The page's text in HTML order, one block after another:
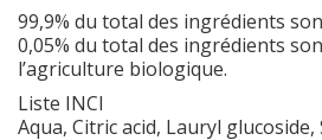
99,9% du total des ingrédients
0,05% du total des ingrédients
l’agriculture biologique.
Liste INCI
Aqua, Citric acid, Lauryl